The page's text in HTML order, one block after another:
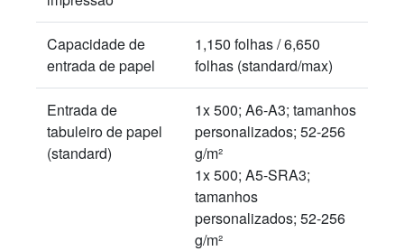
Capacidade de
entrada de papel
1,150 folhas / 6,650
folhas (standard/max)
Entrada de
tabuleiro de papel
(standard)
1x 500; A6-A3; tamanhos
personalizados; 52-256
g/m²
1x 500; A5-SRA3;
tamanhos
personalizados; 52-256
g/m²